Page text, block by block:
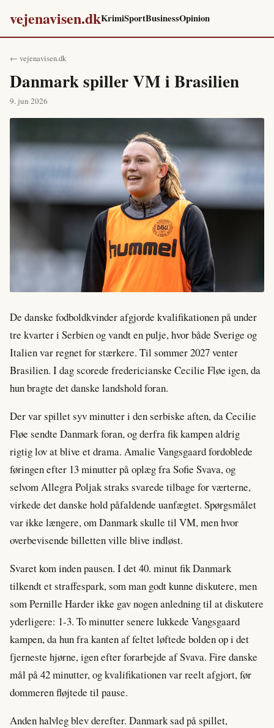
vejenavisen.dkKrimiSportBusinessOpinion
← vejenavisen.dk
Danmark spiller VM i Brasilien
9. jun 2026
De danske fodboldkvinder afgjorde kvalifikationen på under
tre kvarter i Serbien og vandt en pulje, hvor både Sverige og
Italien var regnet for stærkere. Til sommer 2027 venter
Brasilien. I dag scorede fredericianske Cecilie Fløe igen, da
hun bragte det danske landshold foran.
Der var spillet syv minutter i den serbiske aften, da Cecilie
Fløe sendte Danmark foran, og derfra fik kampen aldrig
rigtig lov at blive et drama. Amalie Vangsgaard fordoblede
føringen efter 13 minutter på oplæg fra Sofie Svava, og
selvom Allegra Poljak straks svarede tilbage for værterne,
virkede det danske hold påfaldende uanfægtet. Spørgsmålet
var ikke længere, om Danmark skulle til VM, men hvor
overbevisende billetten ville blive indløst.
Svaret kom inden pausen. I det 40. minut fik Danmark
tilkendt et straffespark, som man godt kunne diskutere, men
som Pernille Harder ikke gav nogen anledning til at diskutere
yderligere: 1-3. To minutter senere lukkede Vangsgaard
kampen, da hun fra kanten af feltet løftede bolden op i det
fjerneste hjørne, igen efter forarbejde af Svava. Fire danske
mål på 42 minutter, og kvalifikationen var reelt afgjort, før
dommeren fløjtede til pause.
Anden halvleg blev derefter. Danmark sad på spillet,